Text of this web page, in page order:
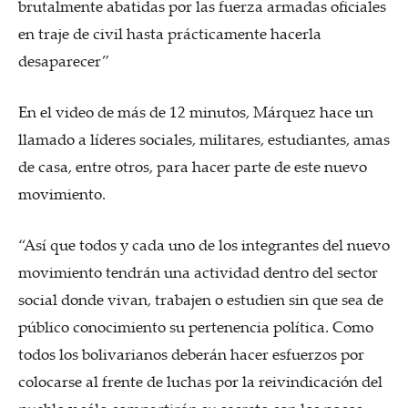
brutalmente abatidas por las fuerza armadas oficiales
en traje de civil hasta prácticamente hacerla
desaparecer”
En el video de más de 12 minutos, Márquez hace un
llamado a líderes sociales, militares, estudiantes, amas
de casa, entre otros, para hacer parte de este nuevo
movimiento.
“Así que todos y cada uno de los integrantes del nuevo
movimiento tendrán una actividad dentro del sector
social donde vivan, trabajen o estudien sin que sea de
público conocimiento su pertenencia política. Como
todos los bolivarianos deberán hacer esfuerzos por
colocarse al frente de luchas por la reivindicación del